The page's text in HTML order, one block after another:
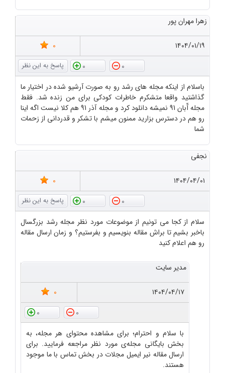
زهرا مهران پور
۱۴۰۴/۰۱/۱۹
0
0
0
باسلام از اینکه مجله های رشد رو به صورت آرشیو شده در اختیار ما
گذاشتید واقعا متشکرم خاطرات کودکی برای من زنده شد. فقط
مجله آّبان 91 نمیشه دانلود کرد و مجله آذر 91 هم کلا نیست اگه اینا
رو هم در دسترس بزارید ممنون میشم با تشکر و قدردانی از زحمات
شما
نجفی
۱۴۰۴/۰۴/۰۱
0
0
0
سلام از کجا می تونیم از موضوعات مورد نظر مجله رشد بزرگسال
باخبر بشیم تا براش مقاله بنویسیم و بفرستیم؟ و زمان ارسال مقاله
رو هم اعلام کنید
مدیر سایت
۱۴۰۴/۰۴/۱۷
0
0
0
با سلام و احترام؛ برای مشاهده محتوای هر مجله، به
بخش بایگانی مجله‌ی مورد نظر مراجعه فرمایید. برای
ارسال مقاله نیر ایمیل مجلات در بخش تماس با ما موجود
هستند.